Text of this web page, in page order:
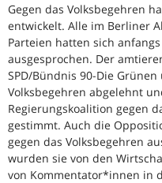
Gegen das Volksbegehren
entwickelt. Alle im Berliner
Parteien hatten sich
ausgesprochen. Der
SPD/Bündnis 90-Die Grünen
Volksbegehren abgelehnt
Regierungskoalition gegen
gestimmt. Auch die
gegen das Volksbegehren
wurden sie von den
von Kommentator*innen in